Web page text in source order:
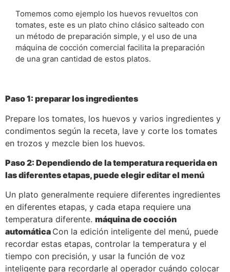
Tomemos como ejemplo los huevos revueltos con
tomates, este es un plato chino clásico salteado con
un método de preparación simple, y el uso de una
máquina de cocción comercial facilita la preparación
de una gran cantidad de estos platos.
Paso 1: preparar los ingredientes
Prepare los tomates, los huevos y varios ingredientes y
condimentos según la receta, lave y corte los tomates
en trozos y mezcle bien los huevos.
Paso 2: Dependiendo de la temperatura requerida en
las diferentes etapas, puede elegir editar el menú
Un plato generalmente requiere diferentes ingredientes
en diferentes etapas, y cada etapa requiere una
temperatura diferente. máquina de cocción
automática Con la edición inteligente del menú, puede
recordar estas etapas, controlar la temperatura y el
tiempo con precisión, y usar la función de voz
inteligente para recordarle al operador cuándo colocar